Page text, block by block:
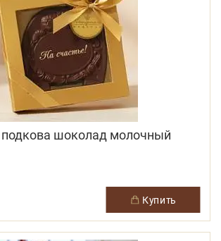
подкова шоколад молочный
купить